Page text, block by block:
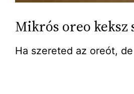
Mikrós oreo keksz
Ha szereted az oreót,